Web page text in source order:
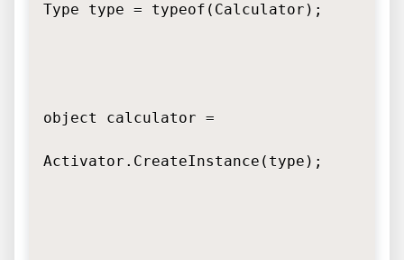
Type type = typeof(Calculator);
object calculator =
Activator.CreateInstance(type);